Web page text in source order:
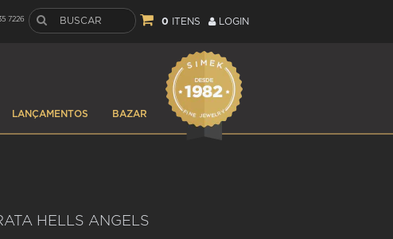
7226 0 ITENS LOGIN
LANÇAMENTOS BAZAR
HELLS ANGELS